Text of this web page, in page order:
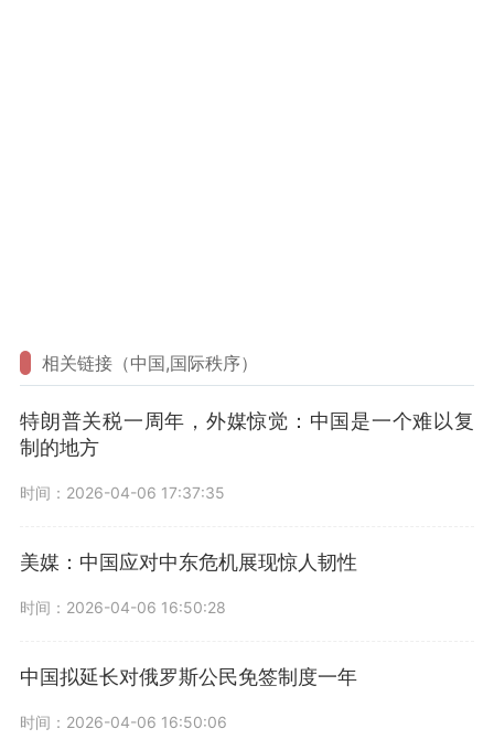
相关链接（中国,国际秩序）
特朗普关税一周年，外媒惊觉：中国是一个难以复
制的地方
时间：2026-04-06 17:37:35
美媒：中国应对中东危机展现惊人韧性
时间：2026-04-06 16:50:28
中国拟延长对俄罗斯公民免签制度一年
时间：2026-04-06 16:50:06